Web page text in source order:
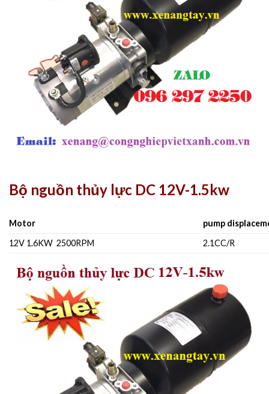
Bộ nguồn thủy lực DC 12V-1.5kw
Motor
pump
12V 1.6KW 2500RPM
2.1CC/R